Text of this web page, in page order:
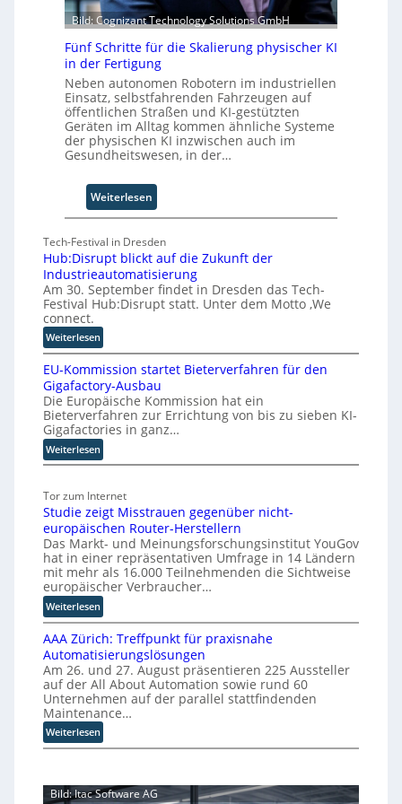
e
t
S
c
h
w
a
b
z
u
m
C
-
C
O
Bild: Cognizant Technology Solutions GmbH
Fünf Schritte für die Skalierung physischer KI
in der Fertigung
Neben autonomen Robotern im industriellen
Einsatz, selbstfahrenden Fahrzeugen auf
öffentlichen Straßen und KI-gestützten
Geräten im Alltag kommen ähnliche Systeme
der physischen KI inzwischen auch im
Gesundheitswesen, in der…
Weiterlesen:
F
n
f
S
c
h
i
t
t
e
f
ü
d
S
k
a
l
i
r
u
n
g
p
h
c
Tech-Festival in Dresden
Hub:Disrupt blickt auf die Zukunft der
Industrieautomatisierung
Am 30. September findet in Dresden das Tech-
Festival Hub:Disrupt statt. Unter dem Motto ‚We
connect.
Weiterlesen:
H
u
b
:
D
i
s
r
p
t
b
l
i
c
k
t
a
u
f
d
i
e
Z
u
n
EU-Kommission startet Bieterverfahren für den
Gigafactory-Ausbau
Die Europäische Kommission hat ein
Bieterverfahren zur Errichtung von bis zu sieben KI-
Gigafactories in ganz…
Weiterlesen:
E
-
K
o
m
m
s
s
i
o
n
s
t
a
r
t
B
Tor zum Internet
Studie zeigt Misstrauen gegenüber nicht-
europäischen Router-Herstellern
Das Markt- und Meinungsforschungsinstitut YouGov
hat in einer repräsentativen Umfrage in 14 Ländern
mit mehr als 16.000 Teilnehmenden die Sichtweise
europäischer Verbraucher…
Weiterlesen:
S
t
u
d
e
z
e
i
t
M
AAA Zürich: Treffpunkt für praxisnahe
Automatisierungslösungen
Am 26. und 27. August präsentieren 225 Aussteller
auf der All About Automation sowie rund 60
Unternehmen auf der parallel stattfindenden
Maintenance…
Weiterlesen:
A
Z
Bild: Itac Software AG